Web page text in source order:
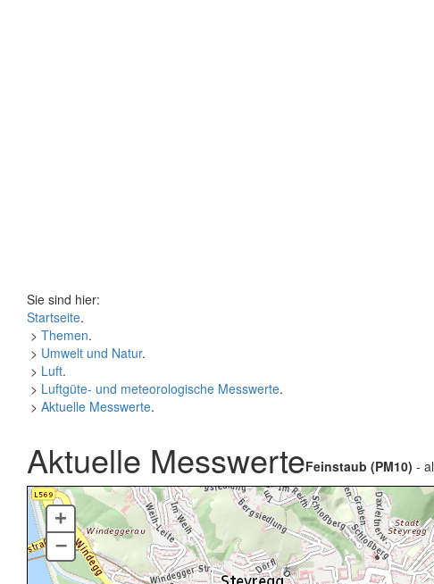
Sie sind hier:
Startseite.
> Themen.
> Umwelt und Natur.
> Luft.
> Luftgüte- und meteorologische Messwerte.
> Aktuelle Messwerte.
Aktuelle MesswerteFeinstaub (PM10) -
+
–